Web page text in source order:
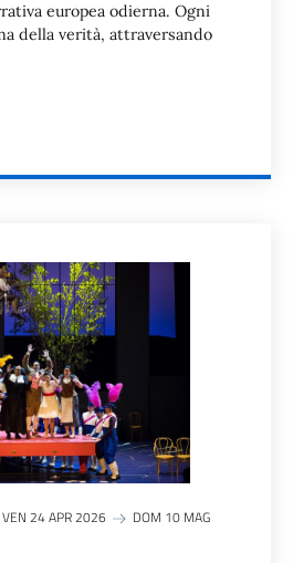
europea odierna. Ogni
della verità, attraversando
VEN 24 APR 2026
DOM 10 MAG